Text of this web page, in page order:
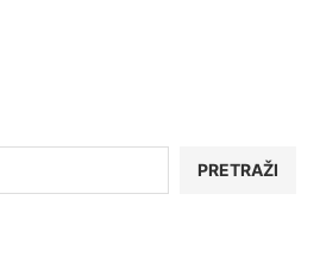
PRETRAŽI